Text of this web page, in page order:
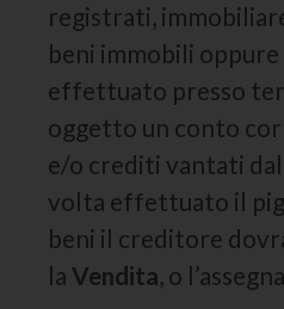
registrati,
beni immobili oppure
effettuato presso
oggetto un conto
e/o crediti vantati
volta effettuato il
beni il creditore
la Vendita, o